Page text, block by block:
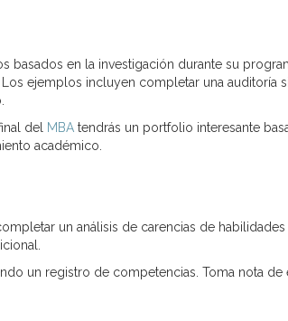
basados en la investigación durante su
ejemplos incluyen completar una auditoría
del MBA tendrás un portfolio interesante
académico.
un análisis de carencias de habilidades
un registro de competencias. Toma nota